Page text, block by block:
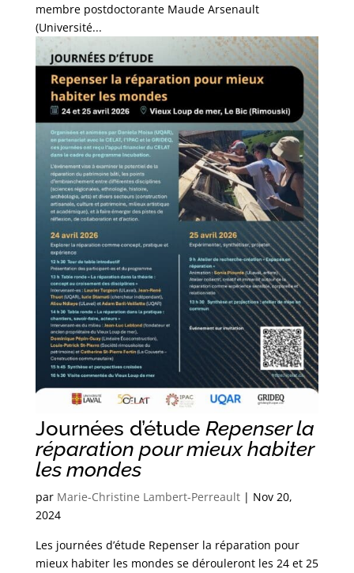
membre postdoctorante Maude Arsenault
(Université...
Journées d’étude Repenser la
réparation pour mieux habiter
les mondes
par Marie-Christine Lambert-Perreault| Nov 20,
2024
Les journées d’étude Repenser la réparation pour
mieux habiter les mondes se dérouleront les 24 et 25